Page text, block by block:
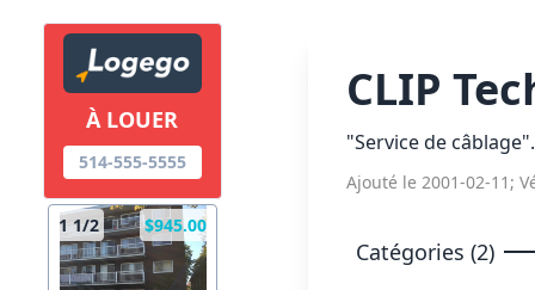
À LOUER
514-555-5555
1 1/2 $945.00
CLIP
"Service de câblage".
Ajouté le 2001-02-11;
Catégories (2)